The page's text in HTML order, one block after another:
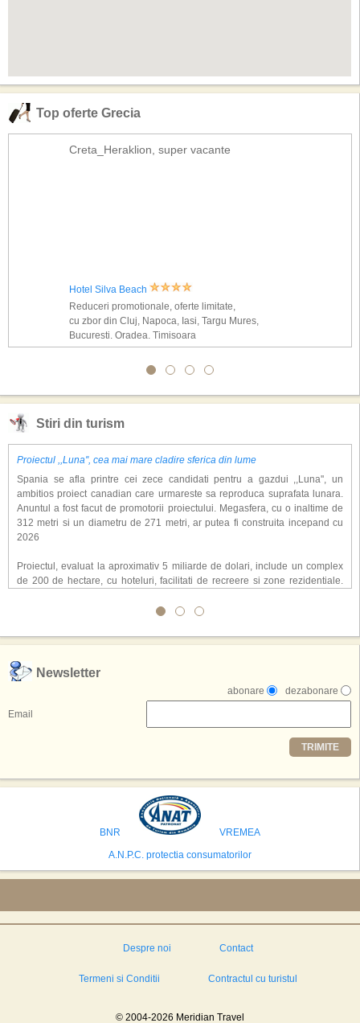
Top oferte Grecia
Creta_Heraklion, super vacante
Hotel Silva Beach
Reduceri promotionale, oferte limitate,
cu zbor din Cluj, Napoca, Iasi, Targu Mures,
Bucuresti, Oradea, Timisoara
Stiri din turism
Proiectul ,,Luna'', cea mai mare cladire sferica din lume
Spania se afla printre cei zece candidati pentru a gazdui ,,Luna'', un
ambitios proiect canadian care urmareste sa reproduca suprafata lunara.
Anuntul a fost facut de promotorii proiectului. Megasfera, cu o inaltime de
312 metri si un diametru de 271 metri, ar putea fi construita incepand cu
2026
Proiectul, evaluat la aproximativ 5 miliarde de dolari, include un complex
de 200 de hectare, cu hoteluri, facilitati de recreere si zone rezidentiale.
atragerea a pana la 10 milioane de turisti anual. �Luna� ar putea deveni
exclusiv simularea suprafetei lunare.
,,Credem ca exista sanse mari sa anuntam nu doar o locatie, ci poate mai
multe'', a declarat Michael R. Henderson, cofondator al Moon World
Resorts, citat de Gulf News. Potrivit acestuia, 2026 ar putea deveni un an
decisiv pentru reali zarea proiectului.
Printre celelalte tari care concureaza pentru a gazdui aceasta constructie
se numara Australia, Brazilia, China, Egipt, India, Polonia, Thailanda,
avea cele mai mari sanse de a castiga licitatia. Totusi, Spania, care se
preconizeaza ca va deveni a doua cea mai vizitata tara din lume in 2025,
isi bazeaza oferta pe infrastructura turistica solida si capacitatea hoteliera."
Newsletter
dezabonare
abonare
Email
TRIMITE
BNR
VREMEA
A.N.P.C. protectia consumatorilor
Despre noi Contact
Termeni si Conditii Contractul cu turistul
© 2004-2026 Meridian Travel